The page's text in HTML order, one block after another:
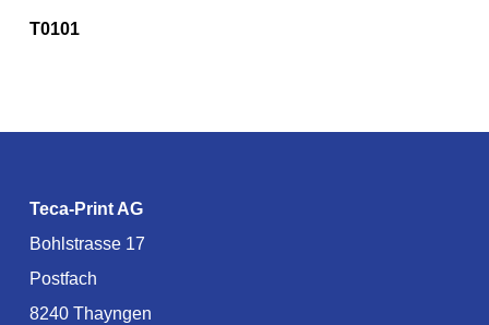
T0101
Teca-Print AG
Bohlstrasse 17
Postfach
8240 Thayngen